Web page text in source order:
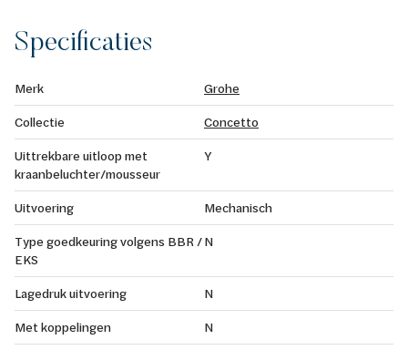
Specificaties
Merk
Grohe
Collectie
Concetto
Uittrekbare uitloop met
kraanbeluchter/mousseur
Y
Uitvoering
Mechanisch
Type goedkeuring volgens BBR /
EKS
N
Lagedruk uitvoering
N
Met koppelingen
N